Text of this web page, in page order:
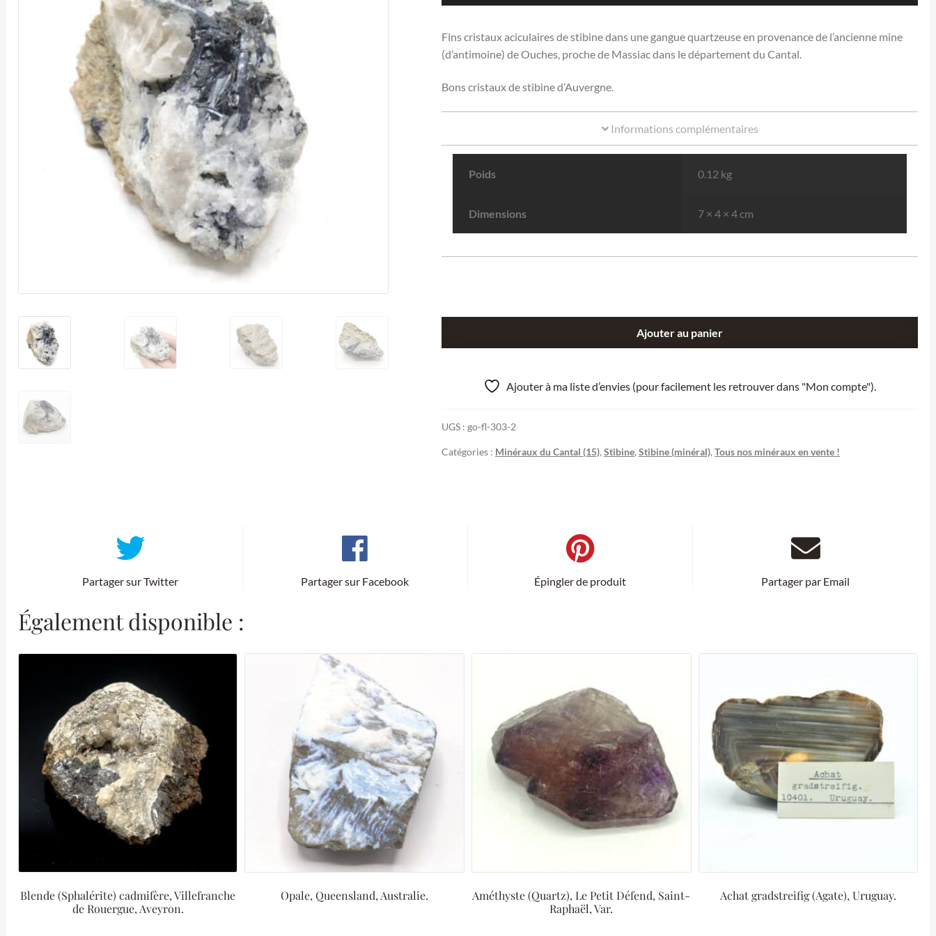
Fins cristaux aciculaires de stibine dans une gangue quartzeuse en provenance de l’ancienne mine
(d’antimoine) de Ouches, proche de Massiac dans le département du Cantal.
Bons cristaux de stibine d’Auvergne.
Informations complémentaires
Poids 0.12 kg
Dimensions 7 × 4 × 4 cm
Ajouter au panier
Ajouter à ma liste d’envies (pour facilement les retrouver dans "Mon compte").
UGS : go-fl-303-2
Catégories : Minéraux du Cantal (15), Stibine, Stibine (minéral), Tous nos minéraux en vente !
Partager sur Twitter Partager sur Facebook Épingler de produit Partager par Email
Également disponible :
Blende (Sphalérite) cadmifère, Villefranche
de Rouergue, Aveyron.
Opale, Queensland, Australie.
Améthyste (Quartz), Le Petit Défend, Saint-
Raphaël, Var.
Achat gradstreifig (Agate), Uruguay.